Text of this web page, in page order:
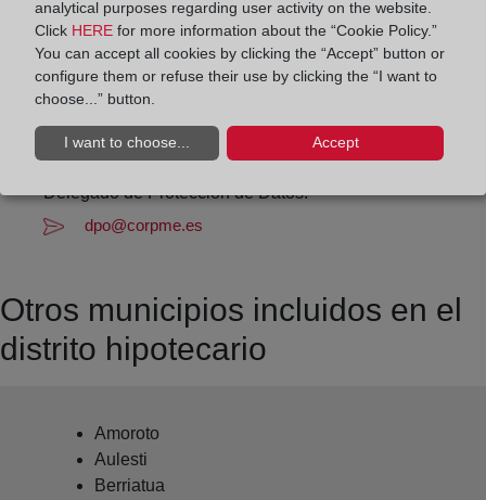
Datos de contacto:
(94) 616 81 48
marquina@registrodelapropiedad.org
Datos del Registrador:
Juan José García Núñez
Delegado de Protección de Datos:
dpo@corpme.es
Otros municipios incluidos en el
distrito hipotecario
Amoroto
Aulesti
Berriatua
analytical purposes regarding user activity on the website.
Click HERE for more information about the “Cookie Policy.”
You can accept all cookies by clicking the “Accept” button or
configure them or refuse their use by clicking the “I want to
choose...” button.
I want to choose... Accept